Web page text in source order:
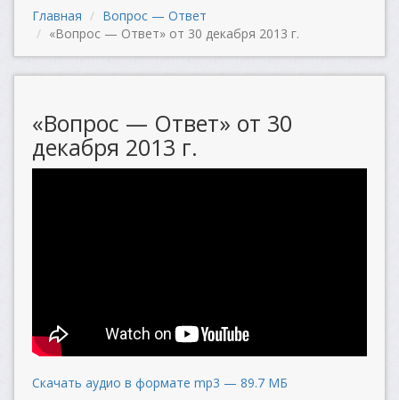
Главная
Вопрос — Ответ
«Вопрос — Ответ» от 30 декабря 2013 г.
«Вопрос — Ответ» от 30
декабря 2013 г.
Скачать аудио в формате mp3 — 89.7 МБ